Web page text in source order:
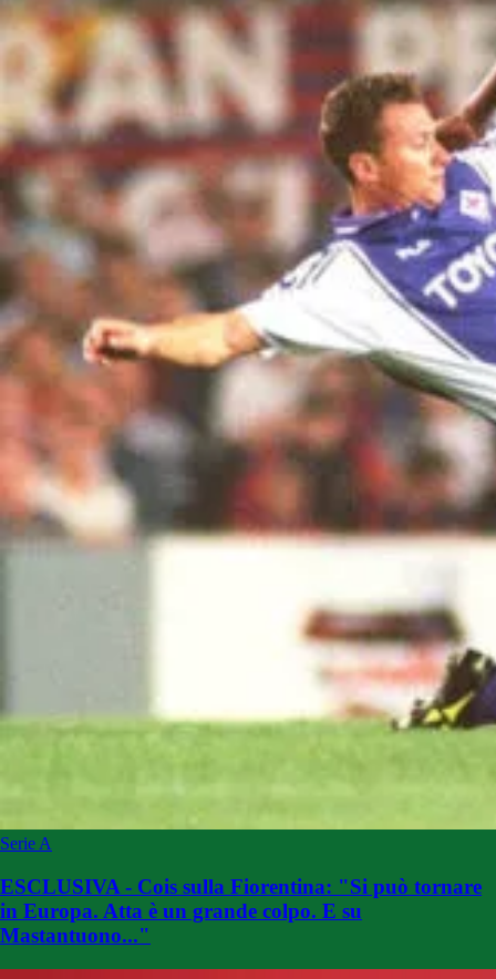
Serie A
ESCLUSIVA - Cois sulla Fiorentina: "Si può tornare
in Europa. Atta è un grande colpo. E su
Mastantuono..."